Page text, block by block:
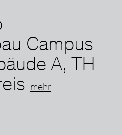
Campus
A, TH
mehr